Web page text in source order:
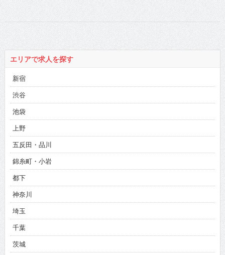
エリアで求人を探す
新宿
渋谷
池袋
上野
五反田・品川
錦糸町・小岩
都下
神奈川
埼玉
千葉
茨城